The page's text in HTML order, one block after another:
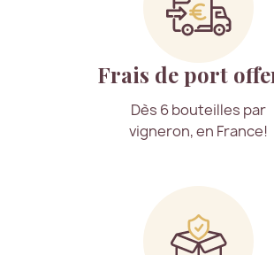
Frais de port
Dès 6 bouteilles par
vigneron, en France!